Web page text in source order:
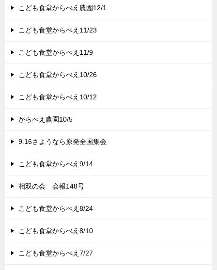
こども食堂からべえ農園12/1
こども食堂からべえ11/23
こども食堂からべえ11/9
こども食堂からべえ10/26
こども食堂からべえ10/12
からべえ農園10/5
9.16さようなら原発全国集会
こども食堂からべえ9/14
相双の会 会報148号
こども食堂からべえ8/24
こども食堂からべえ8/10
こども食堂からべえ7/27